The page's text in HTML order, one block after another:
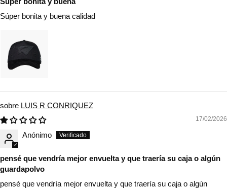
Súper bonita y buena calidad
LUIS R CONRIQUEZ
17/02/2026
Anónimo
pensé que vendría mejor envuelta y que traería su caja o algún
guardapolvo
pensé que vendría mejor envuelta y que traería su caja o algún